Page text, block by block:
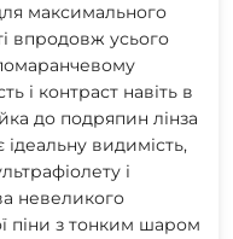
максимального
впродовж усього
і контраст навіть в
до подряпин лінза
видимість,
і
невеликого
піни з тонким шаром